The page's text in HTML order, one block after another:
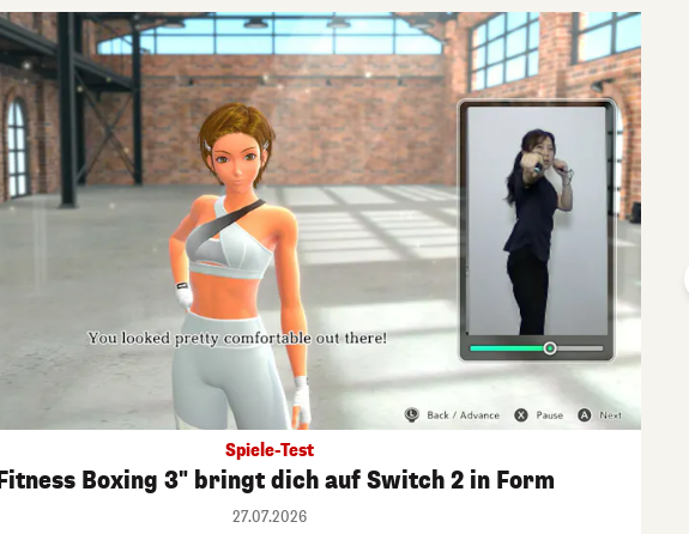
Spiele-Test
Boxing 3" bringt dich auf Switch 2 in Form
27.07.2026